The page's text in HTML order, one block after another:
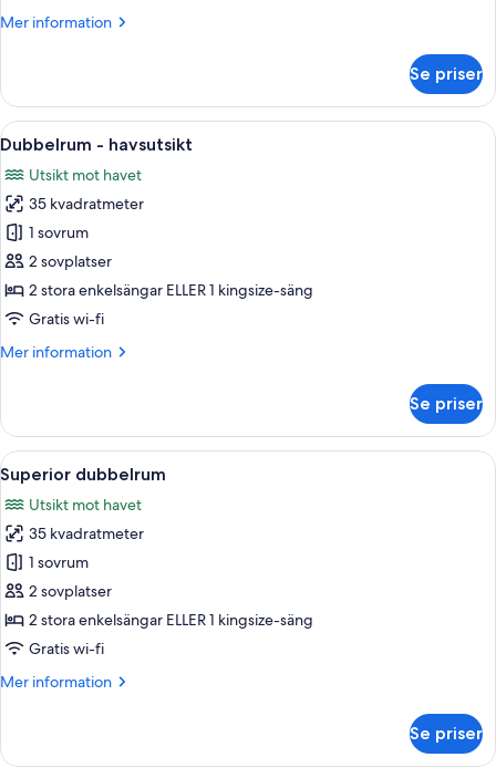
Mer information
Mer
-
viss
havsutsikt
Se priser
Öppna
alla
foton
för
Dubbelrum
-
havsutsikt
Ett modernt hotellrum med en stor
5
Dubbelrum - havsutsikt
Utsikt mot havet
35 kvadratmeter
1 sovrum
2 sovplatser
2 stora enkelsängar ELLER 1 kingsize-säng
Gratis wi-fi
Mer information
Mer
-
havsutsikt
Se priser
Öppna
alla
foton
för
Superior
dubbelrum
Ett modernt hotellrum med en
5
Superior dubbelrum
Utsikt mot havet
35 kvadratmeter
1 sovrum
2 sovplatser
2 stora enkelsängar ELLER 1 kingsize-säng
Gratis wi-fi
Mer information
Mer
dubbelrum
Se priser